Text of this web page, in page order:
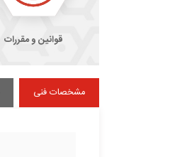
قوانین و مقررات
مشخصات فنی